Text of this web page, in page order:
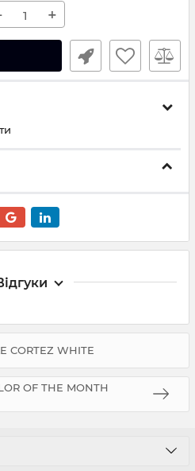
+
CORTEZ WHITE
OF THE MONTH